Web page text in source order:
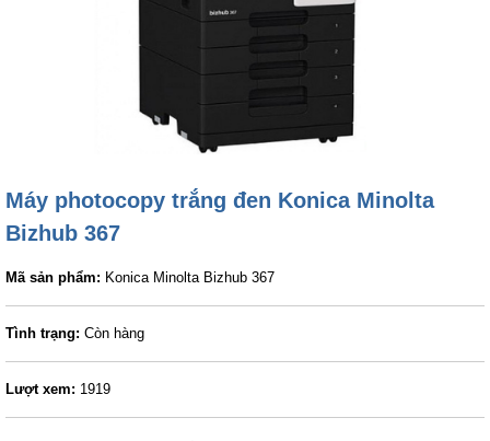
Máy photocopy trắng đen Konica Minolta
Bizhub 367
Mã sản phẩm: Konica Minolta Bizhub 367
Tình trạng: Còn hàng
Lượt xem: 1919